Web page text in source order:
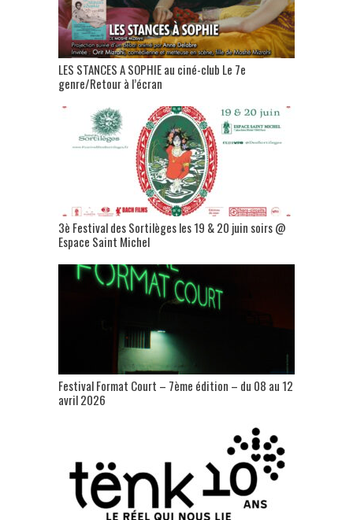
LES STANCES A SOPHIE au ciné-club Le 7e
genre/Retour à l’écran
3è Festival des Sortilèges les 19 & 20 juin soirs @
Espace Saint Michel
Festival Format Court – 7ème édition – du 08 au 12
avril 2026